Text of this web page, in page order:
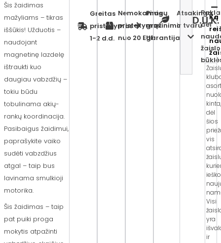
Šis žaidimas
mažyliams – tikras
iššūkis! Užduotis –
naudojant
magnetinę lazdelę
ištraukti kuo
daugiau vabzdžių –
tokiu būdu
tobulinama akių-
rankų koordinacija.
Pasibaigus žaidimui,
paprašykite vaiko
sudėti vabzdžius
atgal – taip bus
lavinama smulkioji
motorika.
Šis žaidimas – taip
pat puiki proga
mokytis atpažinti
Greitas
pristatymas
1-2 d.d.
Nemokamas
pristatymas
nuo 20 EUR
Pinigų
grąžinimo
garantija
Atsakinga
ir tvarudėl
žaislo
D.U.K.
Ką
dėl
šios
vis
Visi
yra
ir